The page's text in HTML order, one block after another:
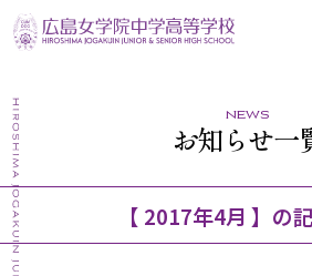
news
お知らせ一
【 2017年4月 】の